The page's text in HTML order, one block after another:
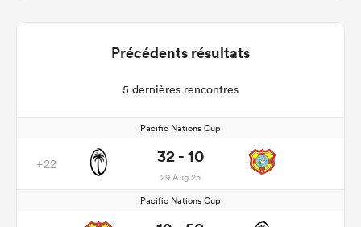
Précédents résultats
5 dernières rencontres
Pacific Nations Cup
+22 32 - 10
29 Aug 25
Pacific Nations Cup